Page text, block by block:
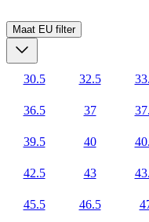
Maat EU filter
30.5 32.5
36.5 37
39.5 40
42.5 43
45.5 46.5